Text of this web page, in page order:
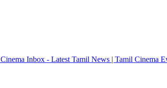
Cinema Inbox - Latest Tamil News | Tamil Cinema